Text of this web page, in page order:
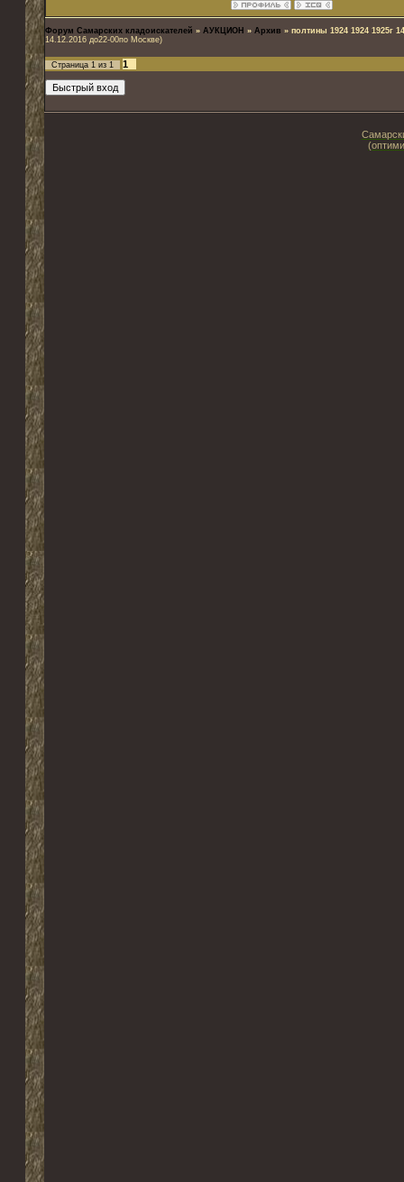
Форум Самарских кладоискателей » АУКЦИОН » Архив » полтины 1924 1924 1925г
14.12.2016 до22-00по Москве)
Страница 1 из 1 1